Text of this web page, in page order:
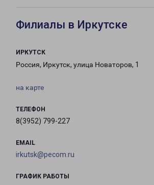
Филиалы в Иркутске
ИРКУТСК
Россия, Иркутск, улица Новаторов, 1
на карте
ТЕЛЕФОН
8(3952) 799-227
EMAIL
irkutsk@pecom.ru
ГРАФИК РАБОТЫ